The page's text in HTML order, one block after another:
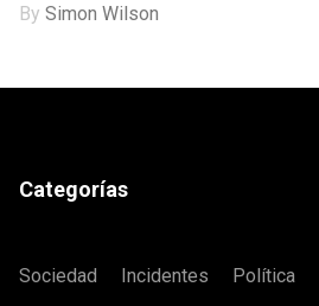
BySimon Wilson
Categorías
Sociedad Incidentes Política